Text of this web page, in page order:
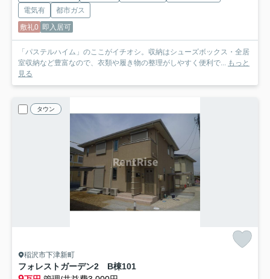
電気有
都市ガス
敷礼0 即入居可
「パステルハイム」のここがイチオシ。収納はシューズボックス・全居
室収納など豊富なので、衣類や履き物の整理がしやすく便利で... もっと
見る
タウン
稲沢市下津新町
フォレストガーデン2 B棟101